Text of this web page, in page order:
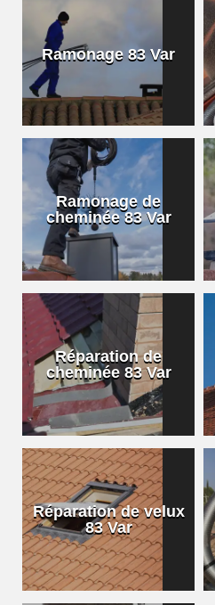
Ramonage 83 Var
Ramonage de
cheminée 83 Var
Réparation de
cheminée 83 Var
Réparation de velux
83 Var